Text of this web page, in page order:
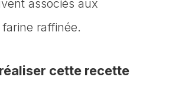
associés aux
raffinée.
cette recette